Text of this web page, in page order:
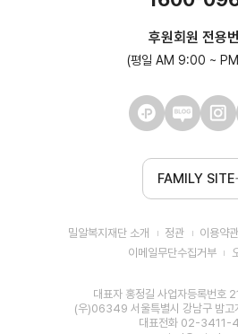
후원회원 전용
(평일 AM 9:00 ~
FAMILY SITE
밀알복지재단 소개 정관 이용약관
이메일무단수집거부
대표자 홍정길 사업자등록번
(우)06349 서울특별시 강남구 밤고
대표전화 02-3411-